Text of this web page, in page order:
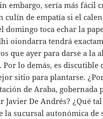
embargo, sería más fácil
culín de empatía si el
domingo toca echar la
oiondarra tendrá
que ayer para darse a la
lo demás, es discutible
sitio para plantarse.
de Araba, gobernada
Javier De Andrés? ¿Qué
la sucursal autonómica de